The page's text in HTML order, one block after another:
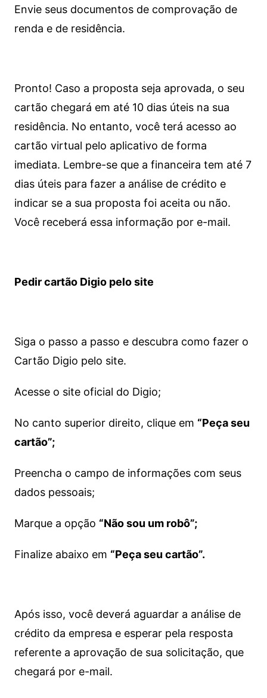
Envie seus documentos de comprovação de
renda e de residência.
Pronto! Caso a proposta seja aprovada, o seu
cartão chegará em até 10 dias úteis na sua
residência. No entanto, você terá acesso ao
cartão virtual pelo aplicativo de forma
imediata. Lembre-se que a financeira tem até 7
dias úteis para fazer a análise de crédito e
indicar se a sua proposta foi aceita ou não.
Você receberá essa informação por e-mail.
Pedir cartão Digio pelo site
Siga o passo a passo e descubra como fazer o
Cartão Digio pelo site.
Acesse o site oficial do Digio;
No canto superior direito, clique em “Peça seu
cartão”;
Preencha o campo de informações com seus
dados pessoais;
Marque a opção “Não sou um robô”;
Finalize abaixo em “Peça seu cartão”.
Após isso, você deverá aguardar a análise de
crédito da empresa e esperar pela resposta
referente a aprovação de sua solicitação, que
chegará por e-mail.